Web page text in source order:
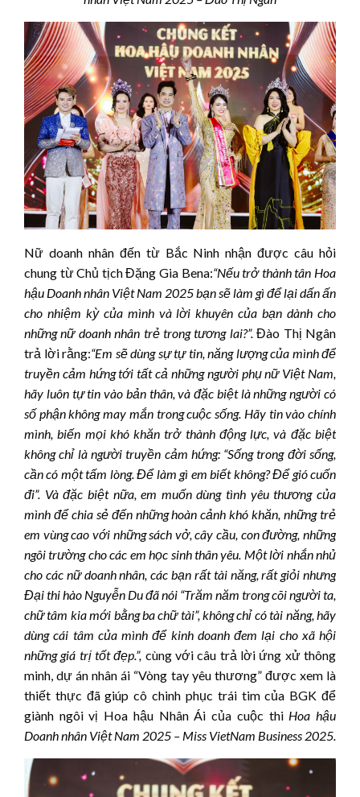
Nữ doanh nhân đến từ Bắc Ninh nhận được câu hỏi
chung từ Chủ tịch Đặng Gia Bena:“Nếu trở thành tân Hoa
hậu Doanh nhân Việt Nam 2025 bạn sẽ làm gì để lại dấn ấn
cho nhiệm kỳ của mình và lời khuyên của bạn dành cho
những nữ doanh nhân trẻ trong tương lai?”.Đào Thị Ngân
trả lời rằng:“Em sẽ dùng sự tự tin, năng lượng của mình để
truyền cảm hứng tới tất cả những người phụ nữ Việt Nam,
hãy luôn tự tin vào bản thân, và đặc biệt là những người có
số phận không may mắn trong cuộc sống. Hãy tin vào chính
mình, biến mọi khó khăn trở thành động lực, và đặc biệt
không chỉ là người truyền cảm hứng: “Sống trong đời sống,
cần có một tấm lòng. Để làm gì em biết không? Để gió cuốn
đi”. Và đặc biệt nữa, em muốn dùng tình yêu thương của
mình để chia sẻ đến những hoàn cảnh khó khăn, những trẻ
em vùng cao với những sách vở, cây cầu, con đường, những
ngôi trường cho các em học sinh thân yêu. Một lời nhắn nhủ
cho các nữ doanh nhân, các bạn rất tài năng, rất giỏi nhưng
Đại thi hào Nguyễn Du đã nói “Trăm năm trong cõi người ta,
chữ tâm kia mới bằng ba chữ tài”, không chỉ có tài năng, hãy
dùng cái tâm của mình để kinh doanh đem lại cho xã hội
những giá trị tốt đẹp.”, cùng với câu trả lời ứng xử thông
minh, dự án nhân ái “Vòng tay yêu thương” được xem là
thiết thực đã giúp cô chinh phục trái tim của BGK để
giành ngôi vị Hoa hậu Nhân Ái của cuộc thi Hoa hậu
Doanh nhân Việt Nam 2025 – Miss VietNam Business 2025.